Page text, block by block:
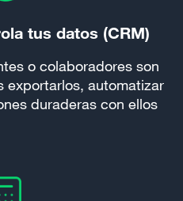
tus datos (CRM)
o colaboradores son
automatizar
duraderas con ellos